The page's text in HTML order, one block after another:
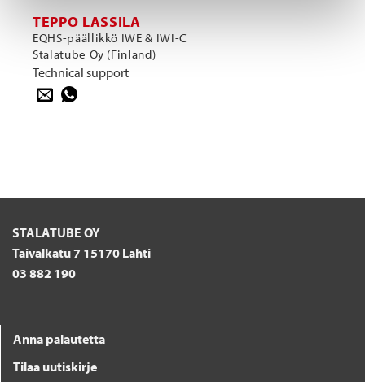
TEPPO LASSILA
EQHS-päällikkö IWE & IWI-C
Stalatube Oy (Finland)
Technical support
STALATUBE OY
Taivalkatu 7 15170 Lahti
03 882 190
Anna palautetta
Tilaa uutiskirje